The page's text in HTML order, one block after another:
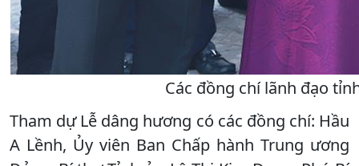
Các đồng chí lãnh đạo
Tham dự Lễ dâng hương có các đồng chí: Hầu
A Lềnh, Ủy viên Ban Chấp hành Trung ương